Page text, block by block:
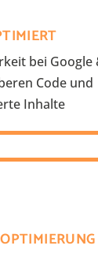
bei Google
Code und
Inhalte